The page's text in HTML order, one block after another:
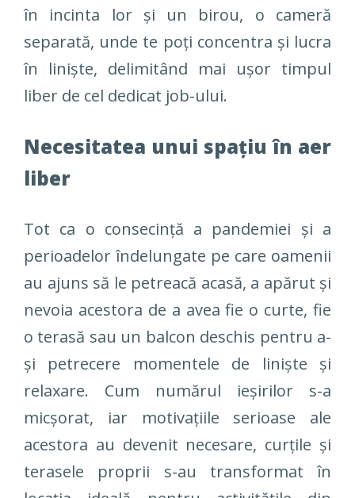
în incinta lor și un birou, o cameră
separată, unde te poți concentra și lucra
în liniște, delimitând mai ușor timpul
liber de cel dedicat job-ului.
Necesitatea unui spațiu în aer
liber
Tot ca o consecință a pandemiei și a
perioadelor îndelungate pe care oamenii
au ajuns să le petreacă acasă, a apărut și
nevoia acestora de a avea fie o curte, fie
o terasă sau un balcon deschis pentru a-
și petrecere momentele de liniște și
relaxare. Cum numărul ieșirilor s-a
micșorat, iar motivațiile serioase ale
acestora au devenit necesare, curțile și
terasele proprii s-au transformat în